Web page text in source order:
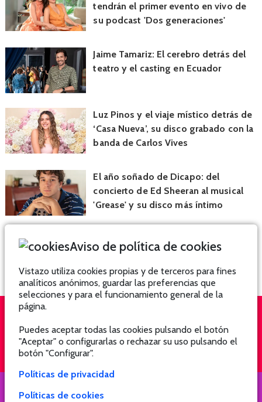
tendrán el primer evento en vivo de
su podcast 'Dos generaciones'
Jaime Tamariz: El cerebro detrás del
teatro y el casting en Ecuador
Luz Pinos y el viaje místico detrás de
‘Casa Nueva’, su disco grabado con la
banda de Carlos Vives
El año soñado de Dicapo: del
concierto de Ed Sheeran al musical
'Grease' y su disco más íntimo
QUIÉNES SOMOS SUSCRÍBETE
Aviso de política de cookies
Vistazo utiliza cookies propias y de terceros para fines
analíticos anónimos, guardar las preferencias que
selecciones y para el funcionamiento general de la
página.
Puedes aceptar todas las cookies pulsando el botón
"Aceptar" o configurarlas o rechazar su uso pulsando el
botón "Configurar".
Políticas de privacidad
Políticas de cookies